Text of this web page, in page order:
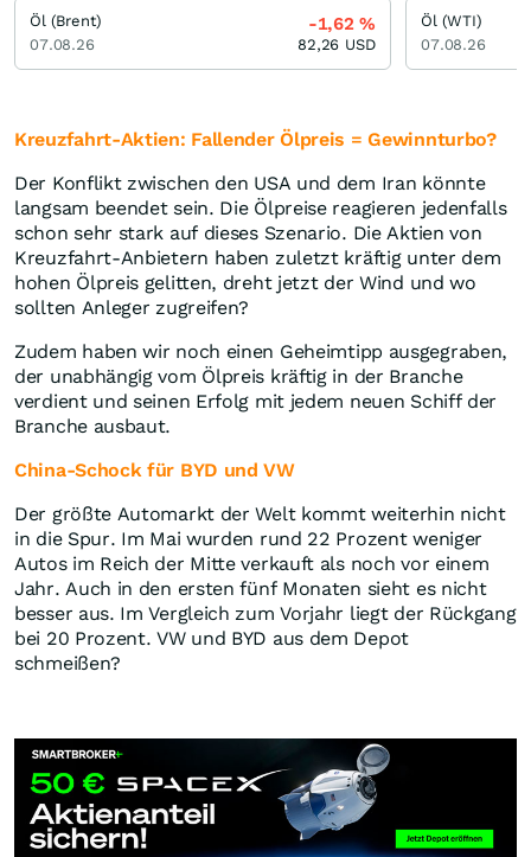
Kreuzfahrt-Aktien: Fallender Ölpreis = Gewinnturbo?
Der Konflikt zwischen den USA und dem Iran könnte
langsam beendet sein. Die Ölpreise reagieren jedenfalls
schon sehr stark auf dieses Szenario. Die Aktien von
Kreuzfahrt-Anbietern haben zuletzt kräftig unter dem
hohen Ölpreis gelitten, dreht jetzt der Wind und wo
sollten Anleger zugreifen?
Zudem haben wir noch einen Geheimtipp ausgegraben,
der unabhängig vom Ölpreis kräftig in der Branche
verdient und seinen Erfolg mit jedem neuen Schiff der
Branche ausbaut.
China-Schock für BYD und VW
Der größte Automarkt der Welt kommt weiterhin nicht
in die Spur. Im Mai wurden rund 22 Prozent weniger
Autos im Reich der Mitte verkauft als noch vor einem
Jahr. Auch in den ersten fünf Monaten sieht es nicht
besser aus. Im Vergleich zum Vorjahr liegt der Rückgang
bei 20 Prozent. VW und BYD aus dem Depot
schmeißen?
Öl (Brent)
07.08.26
-1,62%
82,26 USD
Öl (WTI)
07.08.26